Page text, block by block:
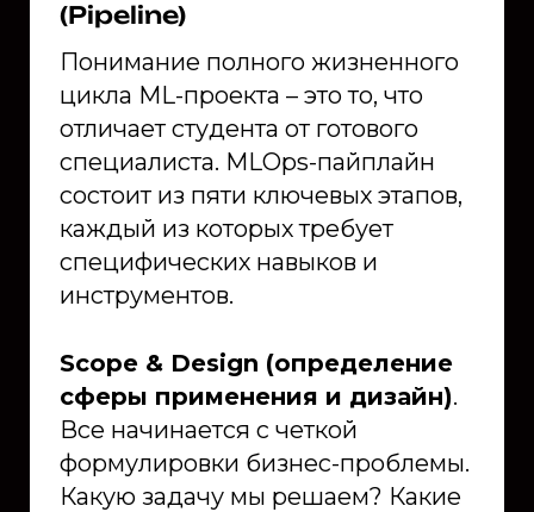
(Pipeline)
Понимание полного жизненного
цикла ML-проекта – это то, что
отличает студента от готового
специалиста. MLOps-пайплайн
состоит из пяти ключевых этапов,
каждый из которых требует
специфических навыков и
инструментов.
Scope & Design (определение
сферы применения и дизайн).
Все начинается с четкой
формулировки бизнес-проблемы.
Какую задачу мы решаем? Какие